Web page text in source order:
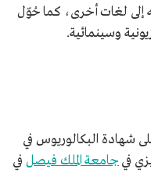
لغات أخرى، كما حُوّل
وسينمائية.
شهادة البكالوريوس في
في جامعة الملك فيصل في